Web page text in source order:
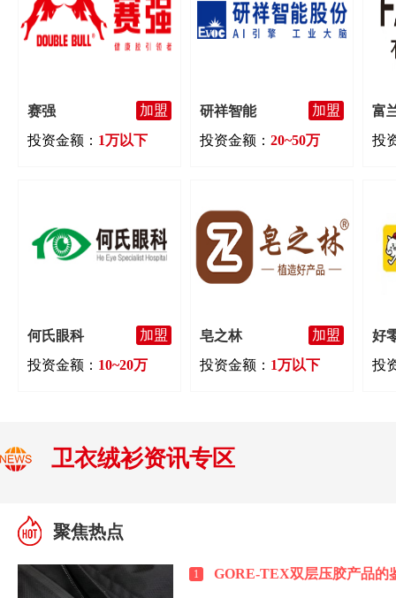
赛强
加盟
投资金额： 1万以下
研祥智能
加盟
投资金额： 20~50万
富
投
何氏眼科
加盟
投资金额： 10~20万
皂之林
加盟
投资金额： 1万以下
好
投
卫衣绒衫资讯专区
聚焦热点
1 GORE-TEX双层压胶产品的